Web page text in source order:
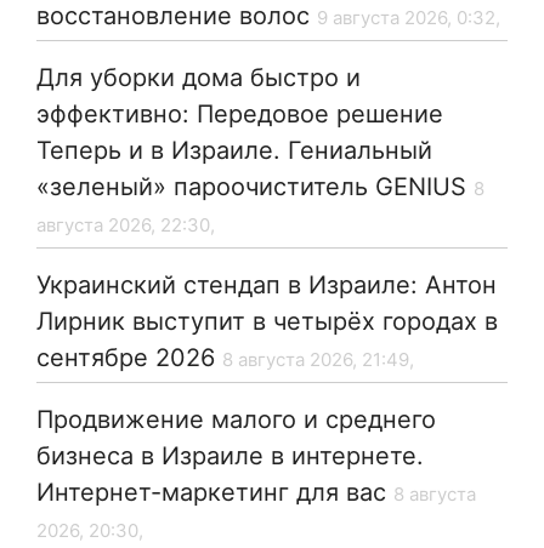
восстановление волос 9 августа 2026, 0:32,
Для уборки дома быстро и
эффективно: Передовое решение
Теперь и в Израиле. Гениальный
«зеленый» пароочиститель GENIUS 8
августа 2026, 22:30,
Украинский стендап в Израиле: Антон
Лирник выступит в четырёх городах в
сентябре 2026 8 августа 2026, 21:49,
Продвижение малого и среднего
бизнеса в Израиле в интернете.
Интернет-маркетинг для вас 8 августа
2026, 20:30,